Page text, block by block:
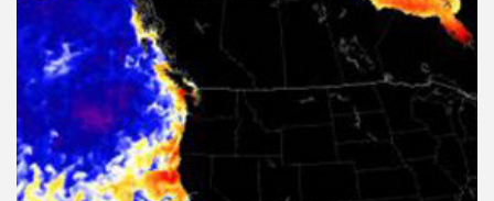
เพล
ย์
ลิ
สต์
ของ
คุณ